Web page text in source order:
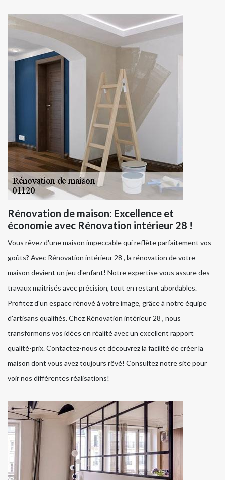
Rénovation de maison: Excellence et
économie avec Rénovation intérieur 28 !
Vous rêvez d'une maison impeccable qui reflète parfaitement vos
goûts? Avec Rénovation intérieur 28 , la rénovation de votre
maison devient un jeu d'enfant! Notre expertise vous assure des
travaux maîtrisés avec précision, tout en restant abordables.
Profitez d'un espace rénové à votre image, grâce à notre équipe
d'artisans qualifiés. Chez Rénovation intérieur 28 , nous
transformons vos idées en réalité avec un excellent rapport
qualité-prix. Contactez-nous et découvrez la facilité de créer la
maison dont vous avez toujours rêvé! Consultez notre site pour
voir nos différentes réalisations!